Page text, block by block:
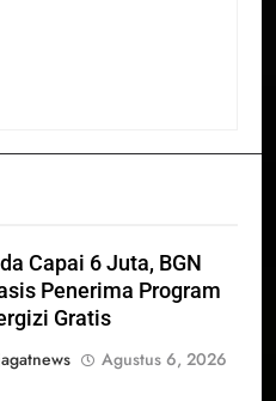
Capai 6 Juta, BGN
Penerima Program
Gratis
Agustus 6, 2026